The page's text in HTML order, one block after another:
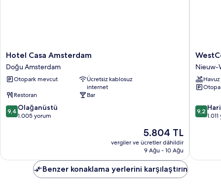
Hotel
Casa
Amsterdam
Doğu
Amsterdam
Hotel Casa Amsterdam
Doğu Amsterdam
Otopark mevcut
Ücretsiz kablosuz
internet
Restoran
Bar
10
üzerinden
9,4 Olağanüstü
1.005 yorum
Güncel
fiyat:
5.804 TL
5.804 TL
vergiler ve ücretler dâhildir
9 Ağu - 10 Ağu
Fashion
Hotel
Nieuw-
Nieuw-
Havuz
10
9,2
Benzer konaklama yerlerini karşılaştırın